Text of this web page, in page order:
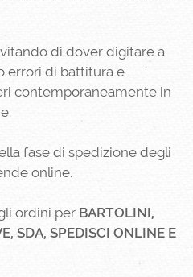
di dover digitare a
errori di battitura e
contemporaneamente in
fase di spedizione degli
online.
ordini per BARTOLINI,
SDA, SPEDISCI ONLINE E